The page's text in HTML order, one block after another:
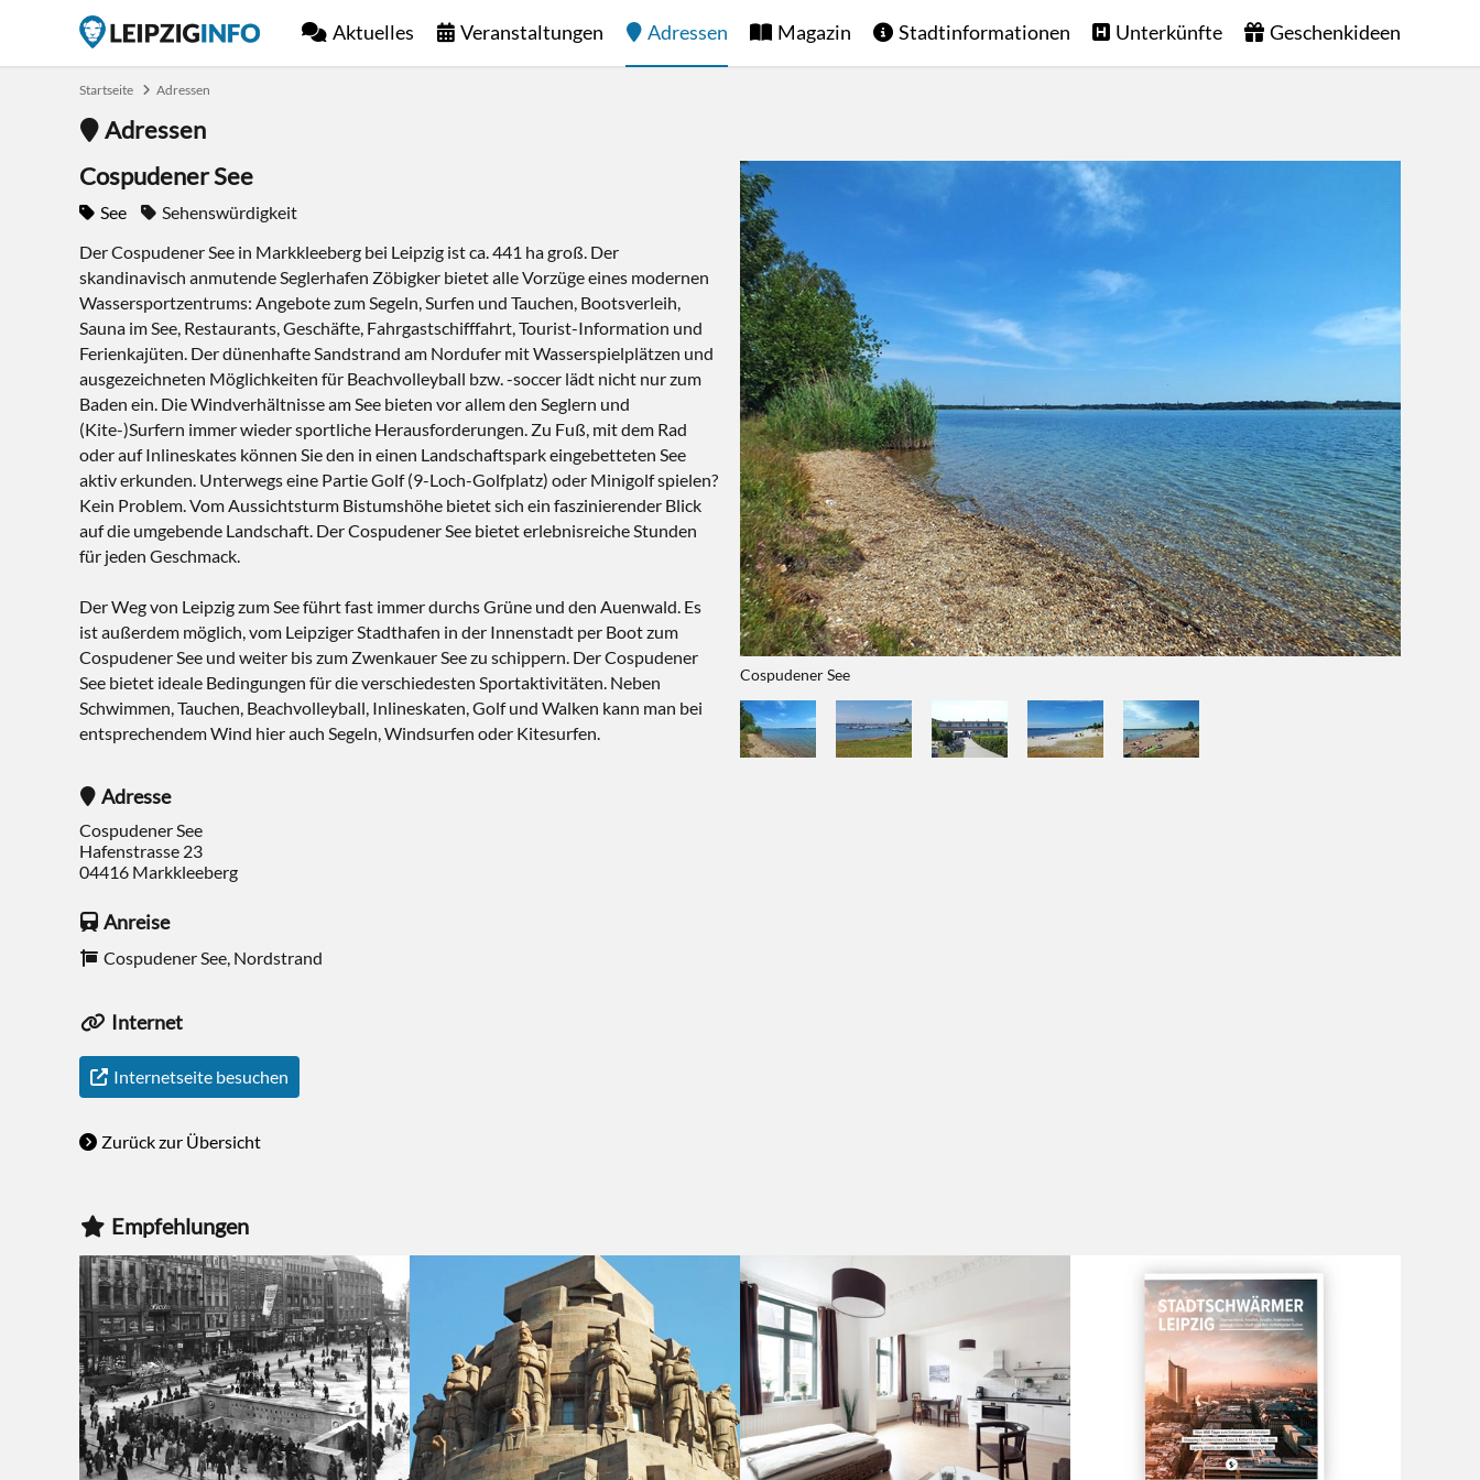
Aktuelles Veranstaltungen Adressen Magazin Stadtinformationen Unterkünfte Geschenkideen
Startseite Adressen
Adressen
Cospudener See
Cospudener See
See
Sehenswürdigkeit
Der Cospudener See in Markkleeberg bei Leipzig ist ca. 441 ha groß. Der
skandinavisch anmutende Seglerhafen Zöbigker bietet alle Vorzüge eines modernen
Wassersportzentrums: Angebote zum Segeln, Surfen und Tauchen, Bootsverleih,
Sauna im See, Restaurants, Geschäfte, Fahrgastschifffahrt, Tourist-Information und
Ferienkajüten. Der dünenhafte Sandstrand am Nordufer mit Wasserspielplätzen und
ausgezeichneten Möglichkeiten für Beachvolleyball bzw. -soccer lädt nicht nur zum
Baden ein. Die Windverhältnisse am See bieten vor allem den Seglern und
(Kite-)Surfern immer wieder sportliche Herausforderungen. Zu Fuß, mit dem Rad
oder auf Inlineskates können Sie den in einen Landschaftspark eingebetteten See
aktiv erkunden. Unterwegs eine Partie Golf (9-Loch-Golfplatz) oder Minigolf spielen?
Kein Problem. Vom Aussichtsturm Bistumshöhe bietet sich ein faszinierender Blick
auf die umgebende Landschaft. Der Cospudener See bietet erlebnisreiche Stunden
für jeden Geschmack.
Der Weg von Leipzig zum See führt fast immer durchs Grüne und den Auenwald. Es
ist außerdem möglich, vom Leipziger Stadthafen in der Innenstadt per Boot zum
Cospudener See und weiter bis zum Zwenkauer See zu schippern. Der Cospudener
See bietet ideale Bedingungen für die verschiedesten Sportaktivitäten. Neben
Schwimmen, Tauchen, Beachvolleyball, Inlineskaten, Golf und Walken kann man bei
entsprechendem Wind hier auch Segeln, Windsurfen oder Kitesurfen.
Adresse
Cospudener See
Hafenstrasse 23
04416 Markkleeberg
Anreise
Cospudener See, Nordstrand
Internet
Internetseite besuchen
Zurück zur Übersicht
Empfehlungen